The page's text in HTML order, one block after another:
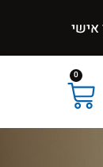
אישי
0